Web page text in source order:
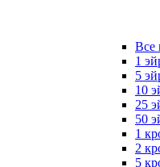
Все
1
5
10
25
50
1
2
5